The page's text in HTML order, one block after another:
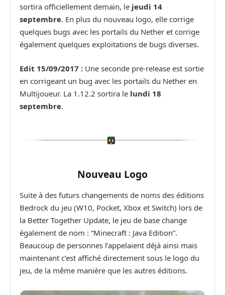
sortira officiellement demain, le jeudi 14
septembre. En plus du nouveau logo, elle corrige
quelques bugs avec les portails du Nether et corrige
également quelques exploitations de bugs diverses.
Edit 15/09/2017 : Une seconde pre-release est sortie
en corrigeant un bug avec les portails du Nether en
Multijoueur. La 1.12.2 sortira le lundi 18
septembre.
Nouveau Logo
Suite à des futurs changements de noms des éditions
Bedrock du jeu (W10, Pocket, Xbox et Switch) lors de
la Better Together Update, le jeu de base change
également de nom : “Minecraft : Java Edition”.
Beaucoup de personnes l’appelaient déjà ainsi mais
maintenant c’est affiché directement sous le logo du
jeu, de la même manière que les autres éditions.